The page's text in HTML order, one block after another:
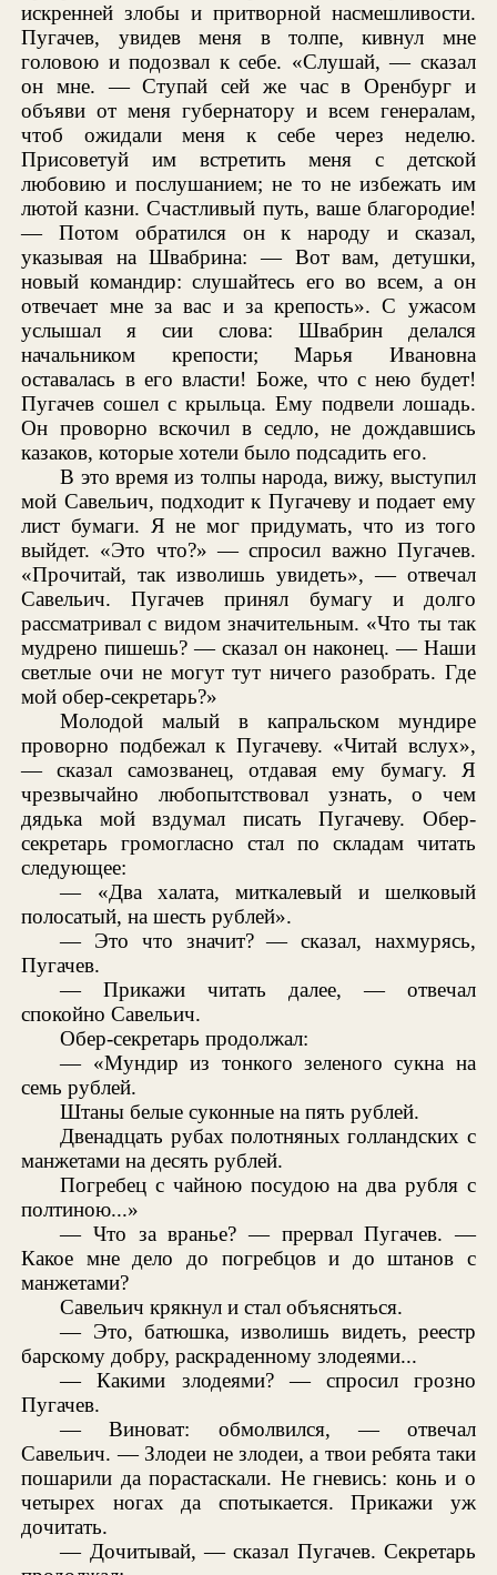
искренней злобы и притворной насмешливости.
Пугачев, увидев меня в толпе, кивнул мне
головою и подозвал к себе. «Слушай, — сказал
он мне. — Ступай сей же час в Оренбург и
объяви от меня губернатору и всем генералам,
чтоб ожидали меня к себе через неделю.
Присоветуй им встретить меня с детской
любовию и послушанием; не то не избежать им
лютой казни. Счастливый путь, ваше благородие!
— Потом обратился он к народу и сказал,
указывая на Швабрина: — Вот вам, детушки,
новый командир: слушайтесь его во всем, а он
отвечает мне за вас и за крепость». С ужасом
услышал я сии слова: Швабрин делался
начальником крепости; Марья Ивановна
оставалась в его власти! Боже, что с нею будет!
Пугачев сошел с крыльца. Ему подвели лошадь.
Он проворно вскочил в седло, не дождавшись
казаков, которые хотели было подсадить его.
В это время из толпы народа, вижу, выступил
мой Савельич, подходит к Пугачеву и подает ему
лист бумаги. Я не мог придумать, что из того
выйдет. «Это что?» — спросил важно Пугачев.
«Прочитай, так изволишь увидеть», — отвечал
Савельич. Пугачев принял бумагу и долго
рассматривал с видом значительным. «Что ты так
мудрено пишешь? — сказал он наконец. — Наши
светлые очи не могут тут ничего разобрать. Где
мой обер-секретарь?»
Молодой малый в капральском мундире
проворно подбежал к Пугачеву. «Читай вслух»,
— сказал самозванец, отдавая ему бумагу. Я
чрезвычайно любопытствовал узнать, о чем
дядька мой вздумал писать Пугачеву. Обер-
секретарь громогласно стал по складам читать
следующее:
— «Два халата, миткалевый и шелковый
полосатый, на шесть рублей».
— Это что значит? — сказал, нахмурясь,
Пугачев.
— Прикажи читать далее, — отвечал
спокойно Савельич.
Обер-секретарь продолжал:
— «Мундир из тонкого зеленого сукна на
семь рублей.
Штаны белые суконные на пять рублей.
Двенадцать рубах полотняных голландских с
манжетами на десять рублей.
Погребец с чайною посудою на два рубля с
полтиною...»
— Что за вранье? — прервал Пугачев. —
Какое мне дело до погребцов и до штанов с
манжетами?
Савельич крякнул и стал объясняться.
— Это, батюшка, изволишь видеть, реестр
барскому добру, раскраденному злодеями...
— Какими злодеями? — спросил грозно
Пугачев.
— Виноват: обмолвился, — отвечал
Савельич. — Злодеи не злодеи, а твои ребята таки
пошарили да порастаскали. Не гневись: конь и о
четырех ногах да спотыкается. Прикажи уж
дочитать.
— Дочитывай, — сказал Пугачев. Секретарь